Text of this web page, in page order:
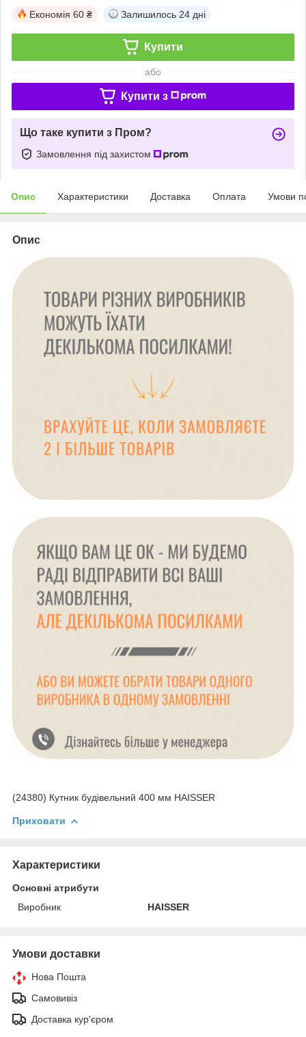
Економія 60 ₴ Залишилось 24 дні
Купити
або
Купити з
Що таке купити з Пром?
Замовлення під захистом
Опис Характеристики Доставка Оплата Умови
Опис
(24380) Кутник будівельний 400 мм HAISSER
Приховати
Характеристики
Основні атрибути
Виробник
HAISSER
Умови доставки
Нова Пошта
Самовивіз
Доставка кур'єром